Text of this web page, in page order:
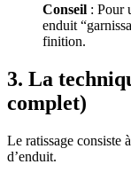
Conseil : Pour
enduit
finition.
3. La
complet)
Le ratissage consiste
d’enduit.